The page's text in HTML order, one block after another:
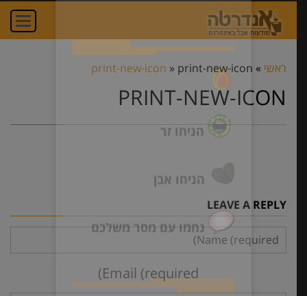
ראשי »
print-new-icon » print-new-icon
PRINT-NEW-ICON
LEAVE A REPLY
חדש באתר! הוסיפו
תגובה אישית,
הדליקו נר ונחמו עם
מסר אישי שלכם!